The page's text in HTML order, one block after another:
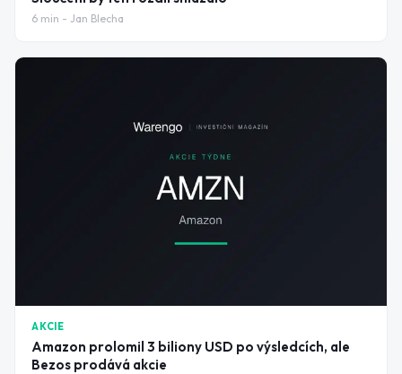
6 min - Jan Blecha
AKCIE
Amazon prolomil 3 biliony USD po výsledcích, ale
Bezos prodává akcie